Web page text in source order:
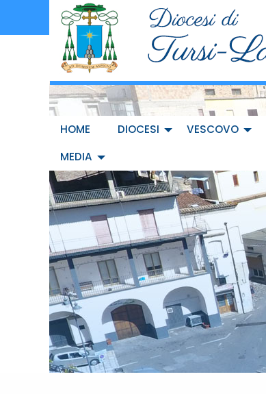
HOME DIOCESI VESCOVO
MEDIA